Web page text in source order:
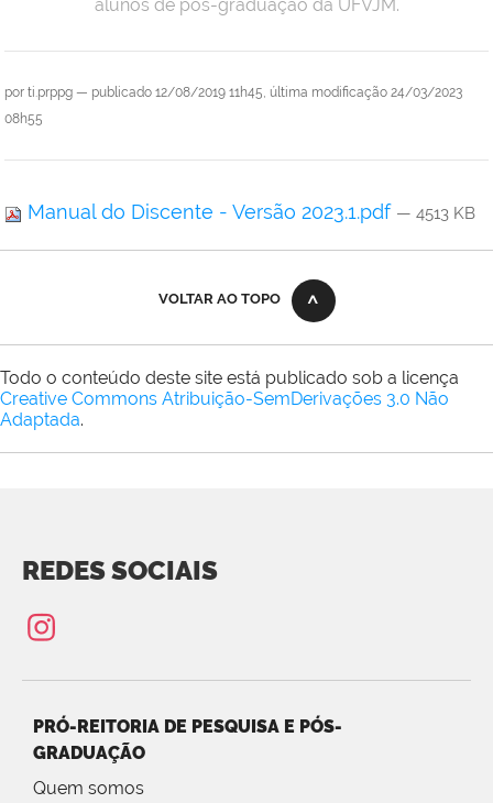
por ti.prppg — publicado 12/08/2019 11h45, última modificação 24/03/2023
08h55
alunos de pós-graduação da UFVJM.
Manual do Discente - Versão 2023.1.pdf — 4513 KB
VOLTAR AO TOPO
Todo o conteúdo deste site está publicado sob a licença
Creative Commons Atribuição-SemDerivações 3.0 Não
Adaptada.
REDES SOCIAIS
PRÓ-REITORIA DE PESQUISA E PÓS-
GRADUAÇÃO
Quem somos